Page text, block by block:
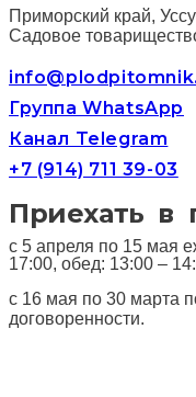
Приморский край,
Садовое
Группа WhatsApp
Канал Telegram
+7 (914) 711 39-03
Приехать в
с 5 апреля по 15 мая
17:00, обед: 13:00 –
с 16 мая по 30 марта
договоренности.